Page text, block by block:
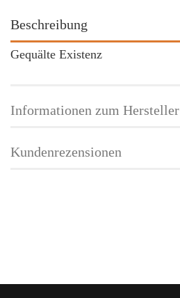
Beschreibung
Gequälte Existenz
Informationen zum Hersteller
Kundenrezensionen